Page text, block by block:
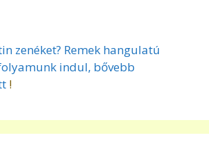
zenéket? Remek hangulatú
indul, bővebb
!